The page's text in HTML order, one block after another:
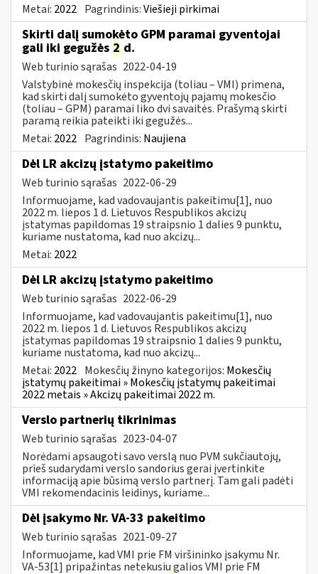
Metai: 2022 Pagrindinis:Viešieji pirkimai
Skirti dalį sumokėto GPM paramai gyventojai
gali iki gegužės 2 d.
Web turinio sąrašas 2022-04-19
Valstybinė mokesčių inspekcija (toliau – VMI) primena,
kad skirti dalį sumokėto gyventojų pajamų mokesčio
(toliau – GPM) paramai liko dvi savaitės. Prašymą skirti
paramą reikia pateikti iki gegužės...
Metai: 2022 Pagrindinis: Naujiena
Dėl LR akcizų įstatymo pakeitimo
Web turinio sąrašas 2022-06-29
Informuojame, kad vadovaujantis pakeitimu[1], nuo
2022 m. liepos 1 d. Lietuvos Respublikos akcizų
įstatymas papildomas 19 straipsnio 1 dalies 9 punktu,
kuriame nustatoma, kad nuo akcizų...
Metai: 2022
Dėl LR akcizų įstatymo pakeitimo
Web turinio sąrašas 2022-06-29
Informuojame, kad vadovaujantis pakeitimu[1], nuo
2022 m. liepos 1 d. Lietuvos Respublikos akcizų
įstatymas papildomas 19 straipsnio 1 dalies 9 punktu,
kuriame nustatoma, kad nuo akcizų...
Metai: 2022 Mokesčių žinyno kategorijos: Mokesčių
įstatymų pakeitimai » Mokesčių įstatymų pakeitimai
2022 metais » Akcizų pakeitimai 2022 m.
Verslo partnerių tikrinimas
Web turinio sąrašas 2023-04-07
Norėdami apsaugoti savo verslą nuo PVM sukčiautojų,
prieš sudarydami verslo sandorius gerai įvertinkite
informaciją apie būsimą verslo partnerį. Tam gali padėti
VMI rekomendacinis leidinys, kuriame...
Dėl įsakymo Nr. VA-33 pakeitimo
Web turinio sąrašas 2021-09-27
Informuojame, kad VMI prie FM viršininko įsakymu Nr.
VA-53[1] pripažintas netekusiu galios VMI prie FM